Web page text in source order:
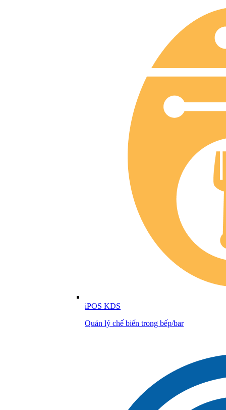
iPOS KDS
Quản lý chế biến trong bếp/bar